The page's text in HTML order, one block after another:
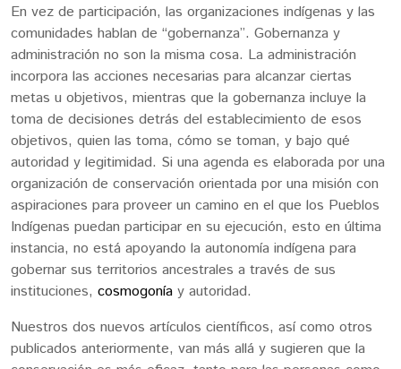
En vez de participación, las organizaciones indígenas y las
comunidades hablan de “gobernanza”. Gobernanza y
administración no son la misma cosa. La administración
incorpora las acciones necesarias para alcanzar ciertas
metas u objetivos, mientras que la gobernanza incluye la
toma de decisiones detrás del establecimiento de esos
objetivos, quien las toma, cómo se toman, y bajo qué
autoridad y legitimidad. Si una agenda es elaborada por una
organización de conservación orientada por una misión con
aspiraciones para proveer un camino en el que los Pueblos
Indígenas puedan participar en su ejecución, esto en última
instancia, no está apoyando la autonomía indígena para
gobernar sus territorios ancestrales a través de sus
instituciones, cosmogonía y autoridad.
Nuestros dos nuevos artículos científicos, así como otros
publicados anteriormente, van más allá y sugieren que la